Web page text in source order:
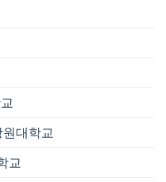
원대학교
교